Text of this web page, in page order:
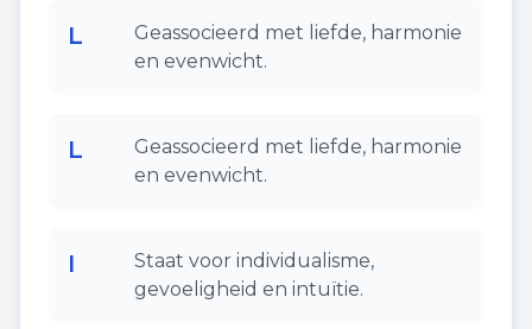
L
Geassocieerd met liefde, harmonie
en evenwicht.
L
Geassocieerd met liefde, harmonie
en evenwicht.
I
Staat voor individualisme,
gevoeligheid en intuïtie.